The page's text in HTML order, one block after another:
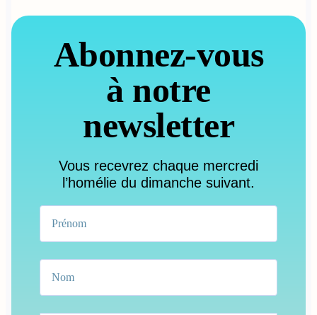
Abonnez-vous
à notre
newsletter
Vous recevrez chaque mercredi
l’homélie du dimanche suivant.